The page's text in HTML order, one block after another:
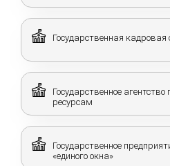
Государственная кадровая
Государственное
ресурсам
Государственное
«единого окна»